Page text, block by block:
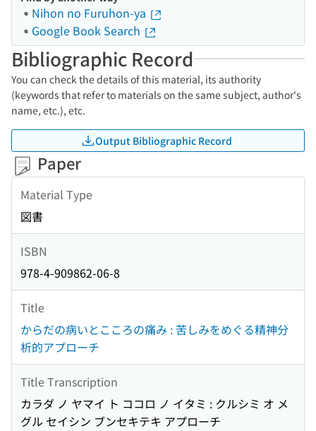
Nihon no Furuhon-ya
Google Book Search
Bibliographic Record
You can check the details of this material, its authority
(keywords that refer to materials on the same subject, author's
name, etc.), etc.
Output Bibliographic Record
Paper
Material Type
図書
ISBN
978-4-909862-06-8
Title
からだの病いとこころの痛み : 苦しみをめぐる精神分
析的アプローチ
Title Transcription
カラダ ノ ヤマイ ト ココロ ノ イタミ : クルシミ オ メ
グル セイシン ブンセキテキ アプローチ